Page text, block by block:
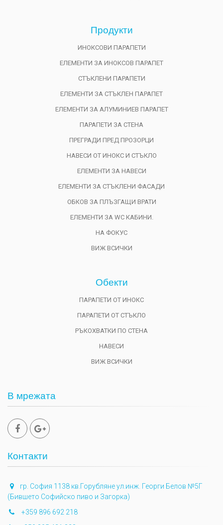
Продукти
ИНОКСОВИ ПАРАПЕТИ
ЕЛЕМЕНТИ ЗА ИНОКСОВ ПАРАПЕТ
СТЪКЛЕНИ ПАРАПЕТИ
ЕЛЕМЕНТИ ЗА СТЪКЛЕН ПАРАПЕТ
ЕЛЕМЕНТИ ЗА АЛУМИНИЕВ ПАРАПЕТ
ПАРАПЕТИ ЗА СТЕНА
ПРЕГРАДИ ПРЕД ПРОЗОРЦИ
НАВЕСИ ОТ ИНОКС И СТЪКЛО
ЕЛЕМЕНТИ ЗА НАВЕСИ
ЕЛЕМЕНТИ ЗА СТЪКЛЕНИ ФАСАДИ
ОБКОВ ЗА ПЛЪЗГАЩИ ВРАТИ
ЕЛЕМЕНТИ ЗА WC КАБИНИ.
НА ФОКУС
ВИЖ ВСИЧКИ
Обекти
ПАРАПЕТИ ОТ ИНОКС
ПАРАПЕТИ ОТ СТЪКЛО
РЪКОХВАТКИ ПО СТЕНА
НАВЕСИ
ВИЖ ВСИЧКИ
В мрежата
Контакти
гр. София 1138 кв.Горубляне ул.инж. Георги Белов №5Г
(Бившето Софийско пиво и Загорка)
+359 896 692 218